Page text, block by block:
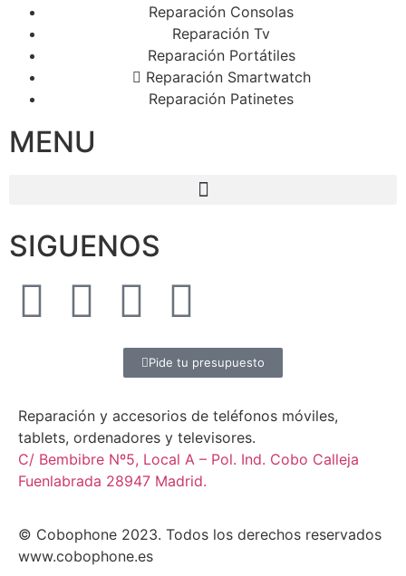
Reparación Consolas
Reparación Tv
Reparación Portátiles
Reparación Smartwatch
Reparación Patinetes
MENU
SIGUENOS
Pide tu presupuesto
Reparación y accesorios de teléfonos móviles,
tablets, ordenadores y televisores.
C/ Bembibre Nº5, Local A – Pol. Ind. Cobo Calleja
Fuenlabrada 28947 Madrid.
© Cobophone 2023. Todos los derechos reservados
www.cobophone.es